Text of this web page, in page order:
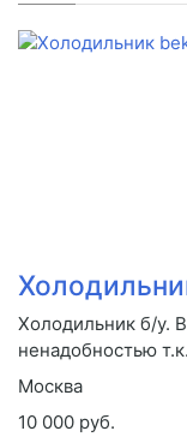
Холодильник б/у.
ненадобностью
Москва
10 000 руб.